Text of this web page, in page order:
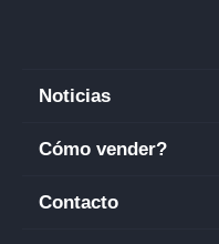
Noticias
Cómo vender?
Contacto